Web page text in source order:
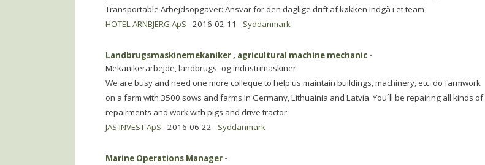
Transportable Arbejdsopgaver: Ansvar for den daglige drift af køkken Indgå i et team
HOTEL ARNBJERG ApS - 2016-02-11 - Syddanmark
Landbrugsmaskinemekaniker , agricultural machine mechanic -
Mekanikerarbejde, landbrugs- og industrimaskiner
We are busy and need one more colleque to help us maintain buildings, machinery, etc. do farmwork
on a farm with 3500 sows and farms in Germany, Lithuainia and Latvia. You´ll be repairing all kinds of
repairments and work with pigs and drive tractor.
JAS INVEST ApS - 2016-06-22 - Syddanmark
Marine Operations Manager -